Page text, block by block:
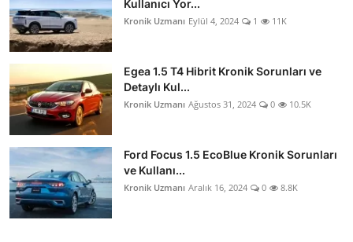
Kullanıcı Yor...
Kronik Uzmanı Eylül 4, 2024 1 11K
Egea 1.5 T4 Hibrit Kronik Sorunları ve
Detaylı Kul...
Kronik Uzmanı Ağustos 31, 2024 0 10.5K
Ford Focus 1.5 EcoBlue Kronik Sorunları
ve Kullanı...
Kronik Uzmanı Aralık 16, 2024 0 8.8K